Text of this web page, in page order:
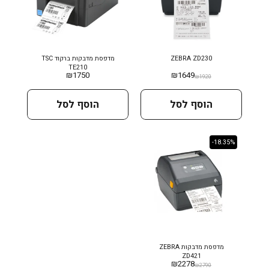
ZEBRA ZD230
₪1920
₪1649
הוסף לסל
מדפסת מדבקות ברקוד TSC
TE210
₪1750
הוסף לסל
-18.35%
מדפסת מדבקות ZEBRA
ZD421
₪2790
₪2278